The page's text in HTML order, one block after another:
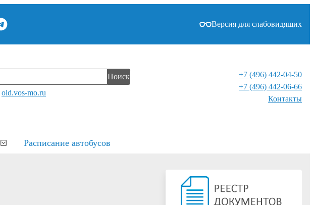
Версия для слабовидящих
Поиск
old.vos-mo.ru
+7 (496) 442-04-50
+7 (496) 442-06-66
Контакты⁠
Расписание автобусов